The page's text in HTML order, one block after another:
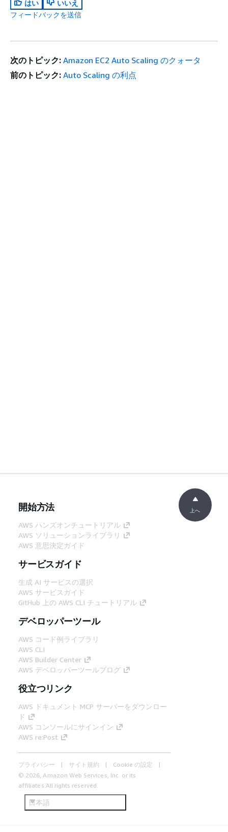
はい
いいえ
フィードバックを送信
次のトピック: Amazon EC2 Auto Scaling のクォータ
前のトピック: Auto Scaling の利点
開始方法
AWS ハンズオンチュートリアル
AWS ソリューションライブラリ
AWS 意思決定ガイド
サービスガイド
生成 AI サービスの選択
AWS サービスガイド
GitHub 上の AWS CLI チュートリアル
デベロッパーツール
AWS コード例ライブラリ
AWS CLI
AWS Builder Center
AWS デベロッパーツールブログ
役立つリンク
AWS ドキュメント MCP サーバーをダウンロー
ド
AWS コンソールにサインイン
AWS re:Post
プライバシー サイト規約
Cookie の設定
© 2026, Amazon Web Services, Inc. or its
affiliates.All rights reserved.
日本語
上へ